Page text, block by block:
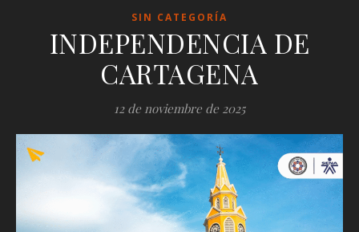
SIN CATEGORÍA
INDEPENDENCIA DE
CARTAGENA
12 de noviembre de 2025